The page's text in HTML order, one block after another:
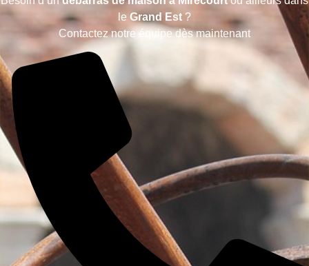
le Grand Est ?
Contactez notre équipe dès maintenant